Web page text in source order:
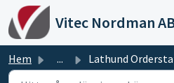
Hoppa över till huvudinnehåll
Vitec Nordman
Hem ... Lathund Orderstatistik Antal Unika Kunder (skapa